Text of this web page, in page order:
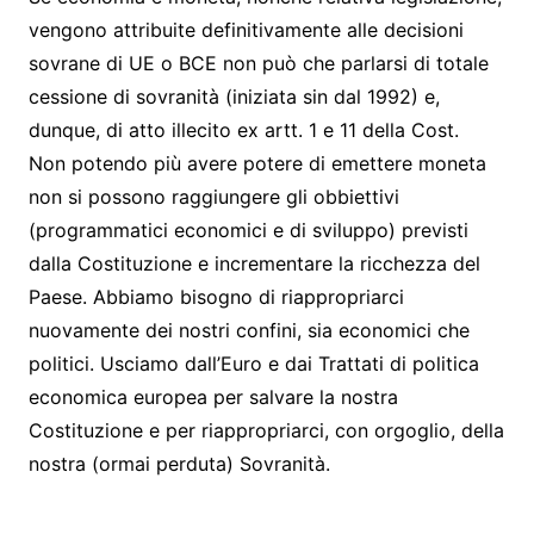
vengono attribuite definitivamente alle decisioni
sovrane di UE o BCE non può che parlarsi di totale
cessione di sovranità (iniziata sin dal 1992) e,
dunque, di atto illecito ex artt. 1 e 11 della Cost.
Non potendo più avere potere di emettere moneta
non si possono raggiungere gli obbiettivi
(programmatici economici e di sviluppo) previsti
dalla Costituzione e incrementare la ricchezza del
Paese. Abbiamo bisogno di riappropriarci
nuovamente dei nostri confini, sia economici che
politici. Usciamo dall’Euro e dai Trattati di politica
economica europea per salvare la nostra
Costituzione e per riappropriarci, con orgoglio, della
nostra (ormai perduta) Sovranità.